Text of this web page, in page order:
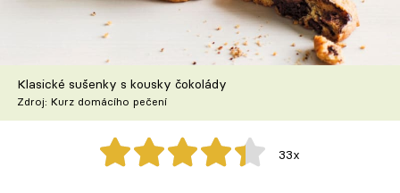
Škola vaření
Recepty z TV
Speciál: Cuketa
Těhotnej kuchař
Klasické sušenky s kousky čokolády
Zdroj: Kurz domácího pečení
33x